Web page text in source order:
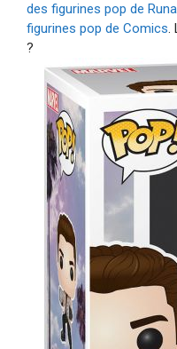
des figurines pop de
figurines pop de Comics.
?